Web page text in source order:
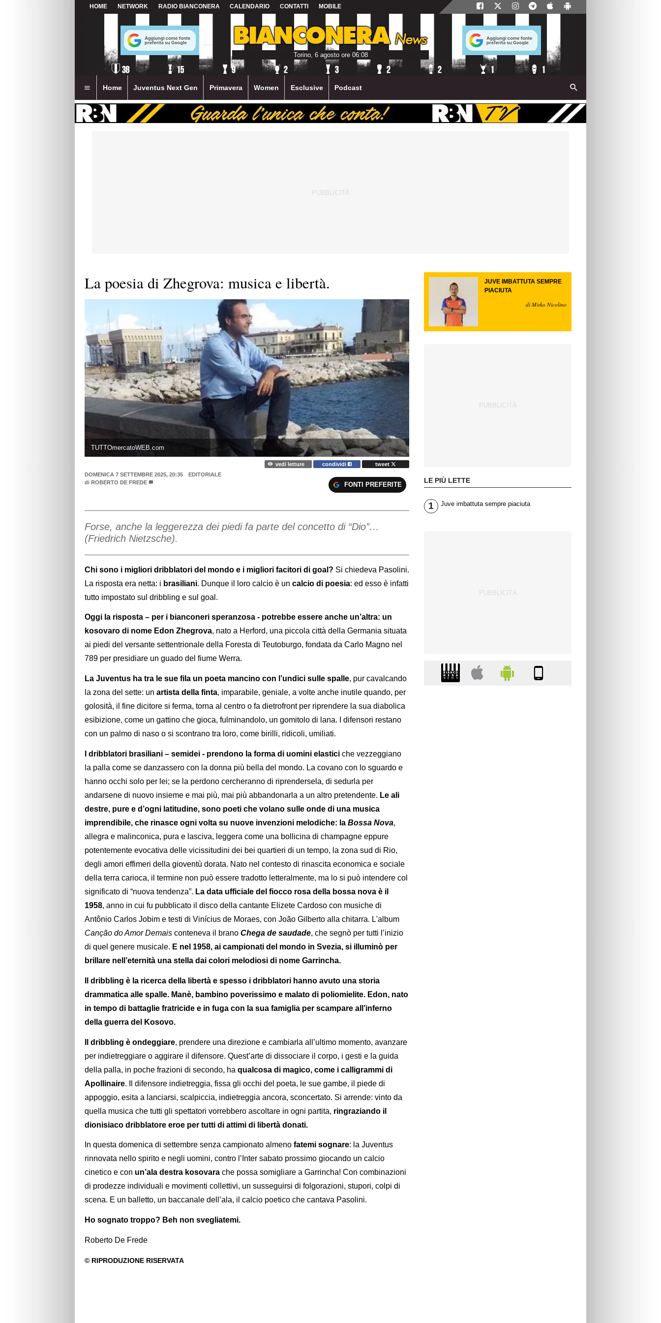
HOME NETWORK RADIO BIANCONERA CALENDARIO CONTATTI MOBILE
Torino, 6 agosto ore 06:08
Home Juventus Next Gen Primavera Women Esclusive Podcast
La poesia di Zhegrova: musica e libertà.
TUTTOmercatoWEB.com
vedi letture condividi
tweet
DOMENICA 7 SETTEMBRE 2025, 20:35
EDITORIALE
di ROBERTO DE FREDE FONTI PREFERITE
Forse, anche la leggerezza dei piedi fa parte del concetto di “Dio”…
(Friedrich Nietzsche).
Chi sono i migliori dribblatori del mondo e i migliori facitori di goal? Si chiedeva Pasolini.
La risposta era netta: i brasiliani. Dunque il loro calcio è un calcio di poesia: ed esso è infatti
tutto impostato sul dribbling e sul goal.
Oggi la risposta – per i bianconeri speranzosa - potrebbe essere anche un’altra: un
kosovaro di nome Edon Zhegrova, nato a Herford, una piccola città della Germania situata
ai piedi del versante settentrionale della Foresta di Teutoburgo, fondata da Carlo Magno nel
789 per presidiare un guado del fiume Werra.
La Juventus ha tra le sue fila un poeta mancino con l’undici sulle spalle, pur cavalcando
la zona del sette: un artista della finta, imparabile, geniale, a volte anche inutile quando, per
golosità, il fine dicitore si ferma, torna al centro o fa dietrofront per riprendere la sua diabolica
esibizione, come un gattino che gioca, fulminandolo, un gomitolo di lana. I difensori restano
con un palmo di naso o si scontrano tra loro, come birilli, ridicoli, umiliati.
I dribblatori brasiliani – semidei - prendono la forma di uomini elastici che vezzeggiano
la palla come se danzassero con la donna più bella del mondo. La covano con lo sguardo e
hanno occhi solo per lei; se la perdono cercheranno di riprendersela, di sedurla per
andarsene di nuovo insieme e mai più, mai più abbandonarla a un altro pretendente. Le ali
destre, pure e d’ogni latitudine, sono poeti che volano sulle onde di una musica
imprendibile, che rinasce ogni volta su nuove invenzioni melodiche: la Bossa Nova,
allegra e malinconica, pura e lasciva, leggera come una bollicina di champagne eppure
potentemente evocativa delle vicissitudini dei bei quartieri di un tempo, la zona sud di Rio,
degli amori effimeri della gioventù dorata. Nato nel contesto di rinascita economica e sociale
della terra carioca, il termine non può essere tradotto letteralmente, ma lo si può intendere col
significato di “nuova tendenza”. La data ufficiale del fiocco rosa della bossa nova è il
1958, anno in cui fu pubblicato il disco della cantante Elizete Cardoso con musiche di
Antônio Carlos Jobim e testi di Vinícius de Moraes, con João Gilberto alla chitarra. L'album
Canção do Amor Demais conteneva il brano Chega de saudade, che segnò per tutti l’inizio
di quel genere musicale. E nel 1958, ai campionati del mondo in Svezia, si illuminò per
brillare nell’eternità una stella dai colori melodiosi di nome Garrincha.
Il dribbling è la ricerca della libertà e spesso i dribblatori hanno avuto una storia
drammatica alle spalle. Manè, bambino poverissimo e malato di poliomielite. Edon, nato
in tempo di battaglie fratricide e in fuga con la sua famiglia per scampare all’inferno
della guerra del Kosovo.
Il dribbling è ondeggiare, prendere una direzione e cambiarla all’ultimo momento, avanzare
per indietreggiare o aggirare il difensore. Quest’arte di dissociare il corpo, i gesti e la guida
della palla, in poche frazioni di secondo, ha qualcosa di magico, come i calligrammi di
Apollinaire. Il difensore indietreggia, fissa gli occhi del poeta, le sue gambe, il piede di
appoggio, esita a lanciarsi, scalpiccia, indietreggia ancora, sconcertato. Si arrende: vinto da
quella musica che tutti gli spettatori vorrebbero ascoltare in ogni partita, ringraziando il
dionisiaco dribblatore eroe per tutti di attimi di libertà donati.
In questa domenica di settembre senza campionato almeno fatemi sognare: la Juventus
rinnovata nello spirito e negli uomini, contro l’Inter sabato prossimo giocando un calcio
cinetico e con un’ala destra kosovara che possa somigliare a Garrincha! Con combinazioni
di prodezze individuali e movimenti collettivi, un susseguirsi di folgorazioni, stupori, colpi di
scena. E un balletto, un baccanale dell’ala, il calcio poetico che cantava Pasolini.
Ho sognato troppo? Beh non svegliatemi.
Roberto De Frede
JUVE IMBATTUTA SEMPRE
PIACIUTA
di Mirko Nicolino
LE PIÙ LETTE
1 Juve imbattuta sempre piaciuta